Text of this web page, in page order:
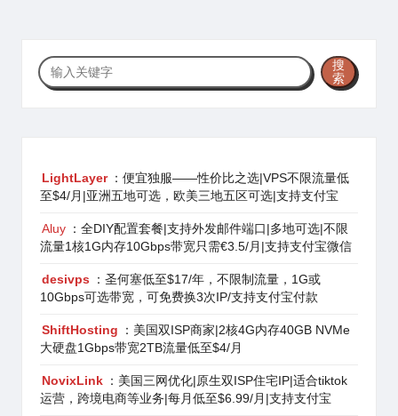
搜
索
搜
索
LightLayer ：便宜独服——性价比之选|VPS不限流量低
至$4/月|亚洲五地可选，欧美三地五区可选|支持支付宝
Aluy ：全DIY配置套餐|支持外发邮件端口|多地可选|不限
流量1核1G内存10Gbps带宽只需€3.5/月|支持支付宝微信
desivps
：圣何塞低至$17/年，不限制流量，1G或
10Gbps可选带宽，可免费换3次IP/支持支付宝付款
ShiftHosting
：美国双ISP商家|2核4G内存40GB NVMe
大硬盘1Gbps带宽2TB流量低至$4/月
NovixLink ：美国三网优化|原生双ISP住宅IP|适合tiktok
运营，跨境电商等业务|每月低至$6.99/月|支持支付宝